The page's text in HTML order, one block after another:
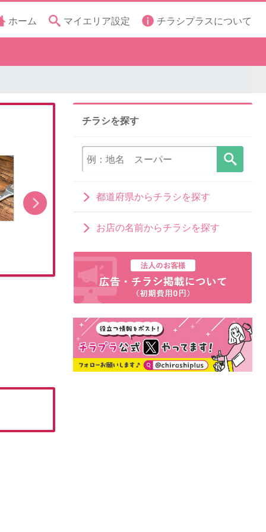
ホーム マイエリア設定 チラシプラスについて
8月1日販売開始
チラシを探す
都道府県からチラシを探す
お店の名前からチラシを探す